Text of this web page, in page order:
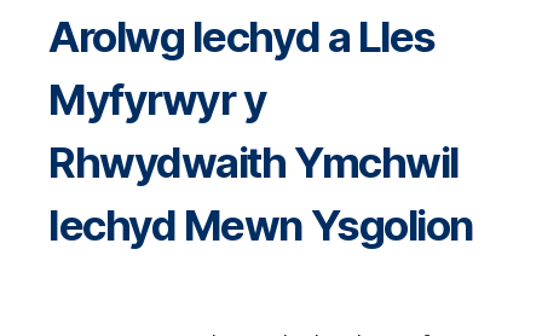
Arolwg Iechyd a Lles
Myfyrwyr y
Rhwydwaith Ymchwil
Iechyd Mewn Ysgolion